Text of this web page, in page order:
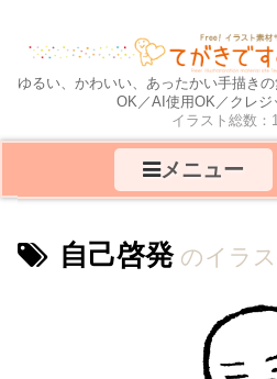
ゆるい、かわいい、あったかい手描き
OK／AI使用OK／クレ
イラスト総数
メニュー
自己啓発